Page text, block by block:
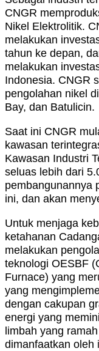
CNGR
Nikel Elektrolitik.
melakukan
tahun ke depan,
melakukan
Indonesia. CNGR
pengolahan nikel
Bay, dan Batulicin.
Saat ini CNGR
kawasan
Kawasan Industri
seluas lebih dari
pembangunannya
ini, dan akan
Untuk menjaga
ketahanan
melakukan
teknologi OESBF
Furnace) yang
yang
dengan cakupan
energi yang
limbah yang
dimanfaatkan oleh